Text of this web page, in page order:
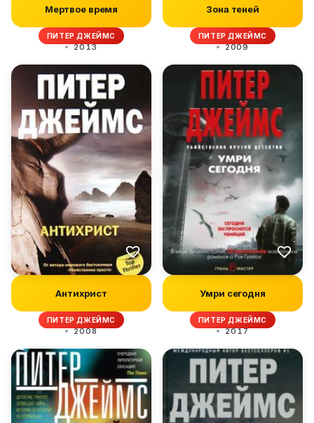
Мертвое время
ПИТЕР ДЖЕЙМС
2013
Зона теней
ПИТЕР ДЖЕЙМС
2009
Антихрист
ПИТЕР ДЖЕЙМС
2008
Умри сегодня
ПИТЕР ДЖЕЙМС
2017